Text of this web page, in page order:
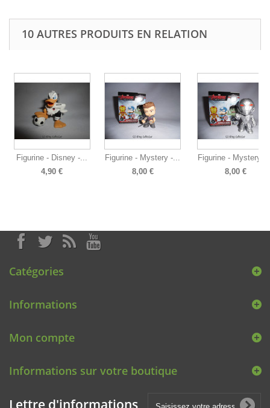
10 AUTRES PRODUITS EN RELATION
Figurine - Disney -...
4,90 €
Figurine - Mystery -...
8,00 €
Figurine - Mystery -
8,00 €
Catégories
Informations
Mon compte
Informations sur votre boutique
Lettre d'informations